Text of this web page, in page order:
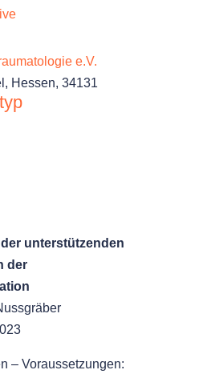
e.V.
Hessen, 34131
unterstützenden
der
– Voraussetzungen: